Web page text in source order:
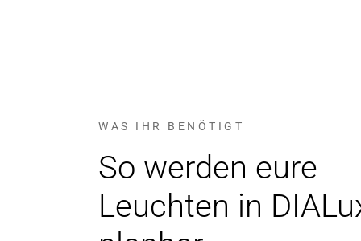
WAS IHR BENÖTIGT
So werden eure
Leuchten in